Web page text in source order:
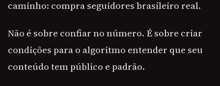
caminho: compra seguidores brasileiro real.
Não é sobre confiar no número. É sobre criar
condições para o algoritmo entender que seu
conteúdo tem público e padrão.